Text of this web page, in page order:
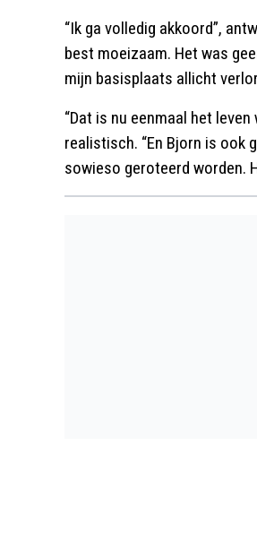
“Ik ga volledig akkoord”,
best moeizaam. Het was
mijn basisplaats allicht
“Dat is nu eenmaal het
realistisch. “En Bjorn is ook
sowieso geroteerd worden.